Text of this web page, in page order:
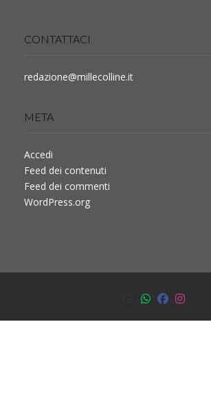
CONTATTACI
redazione@millecolline.it
META
Accedi
Feed dei contenuti
Feed dei commenti
WordPress.org